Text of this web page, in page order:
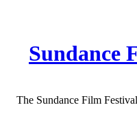
The Sundance Film